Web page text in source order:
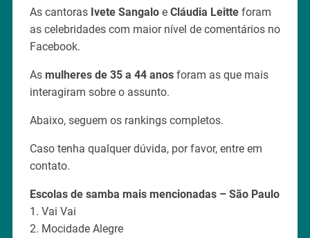
As cantoras Ivete Sangaloe Cláudia Leitteforam
as celebridades com maior nível de comentários no
Facebook.
As mulheres de 35 a 44 anosforam as que mais
interagiram sobre o assunto.
Abaixo, seguem os rankings completos.
Caso tenha qualquer dúvida, por favor, entre em
contato.
Escolas de samba mais mencionadas – São Paulo
1. Vai Vai
2. Mocidade Alegre